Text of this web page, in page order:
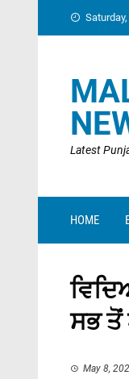
Latest
HOME
ਸਭ ਤੋਂ
May 8,